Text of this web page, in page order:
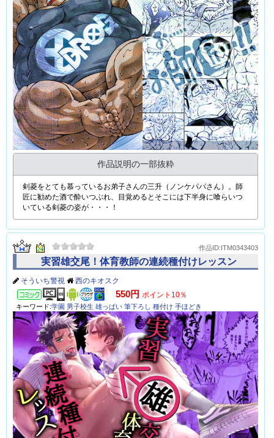
作品説明の一部抜粋
剣菱をとても慕っているお弟子さんの三升（ノンケパパさん）。師
匠に勧めた酒で酔いつぶれ、目覚めるとそこには下半身に喰らいつ
いている剣菱の姿が・・・！
作品ID:ITM0343403
実習雄交尾！体育教師の連続種付けレッスン
そういち警視 西のキオスク
コミック 550円 ポイント10％
キーワード:学園 男子校生 雄っぱい 筆下ろし 種付け 手ほどき